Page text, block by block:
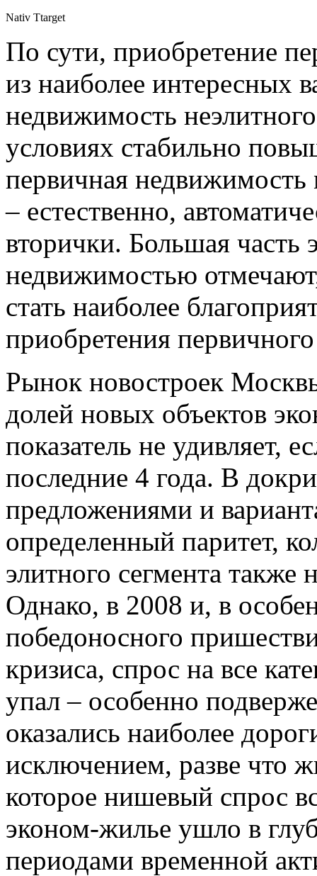
Nativ Ttarget
По сути, приобретение
из наиболее интересных
недвижимость
условиях стабильно
первичная
– естественно,
вторички. Большая часть
недвижимостью
стать наиболее
приобретения
Рынок новостроек
долей новых объектов
показатель не удивляет,
последние 4 года. В
предложениями и
определенный паритет,
элитного сегмента
Однако, в 2008 и, в
победоносного
кризиса, спрос на все
упал – особенно
оказались наиболее
исключением, разве что
которое нишевый спрос
эконом-жилье ушло в
периодами временной